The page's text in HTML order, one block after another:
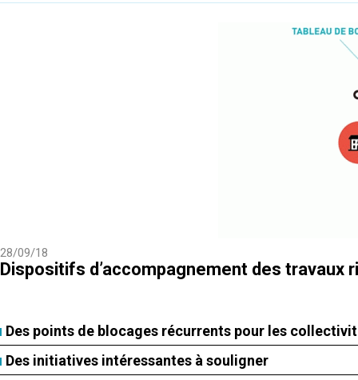
28/09/18
Dispositifs d’accompagnement des travaux
Des points de blocages récurrents pour les
Des initiatives intéressantes à souligner